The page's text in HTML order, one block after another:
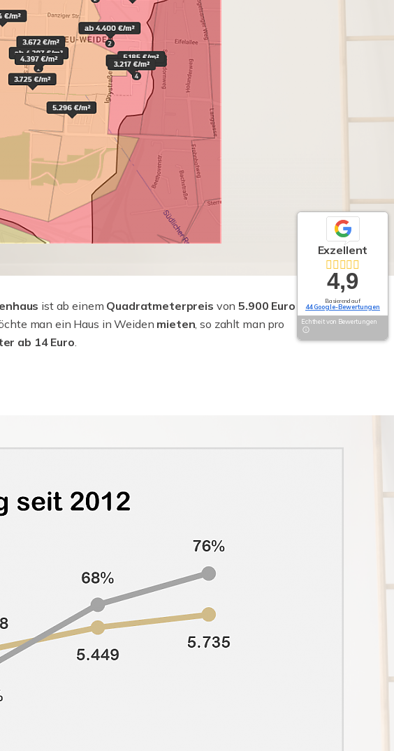
ist ab einem Quadratmeterpreis von5.900 Euro zu
man ein Haus in Weiden mieten, so zahlt man pro
ab 14 Euro.
Exzellent
4,9
Basierend auf
44 Google-Bewertungen
Echtheit von Bewertungen